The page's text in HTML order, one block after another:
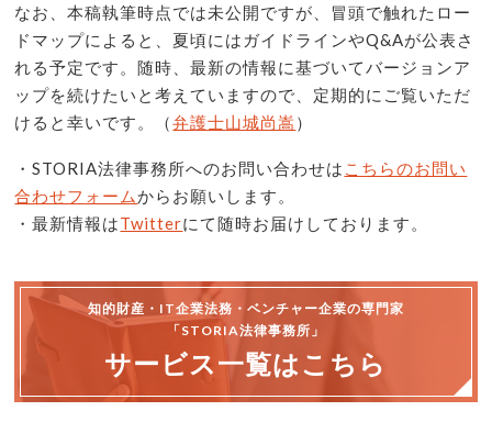
なお、本稿執筆時点では未公開ですが、冒頭で触れたロー
ドマップによると、夏頃にはガイドラインやQ&Aが公表さ
れる予定です。随時、最新の情報に基づいてバージョンア
ップを続けたいと考えていますので、定期的にご覧いただ
けると幸いです。（弁護士山城尚嵩 ）
・STORIA法律事務所へのお問い合わせは こちらのお問い
合わせフォームからお願いします。
・最新情報はTwitterにて随時お届けしております。
知的財産・IT企業法務・ベンチャー企業の専門家
「STORIA法律事務所」
サービス一覧はこちら